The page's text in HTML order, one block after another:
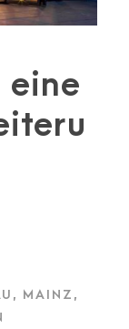
eine
, MAINZ ,